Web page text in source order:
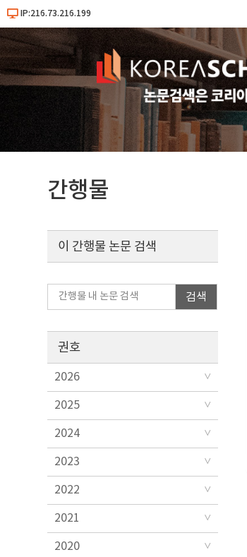
IP:216.73.216.199
간행물
이 간행물 논문 검색
검색
권호
2026
2025
2024
2023
2022
2021
2020